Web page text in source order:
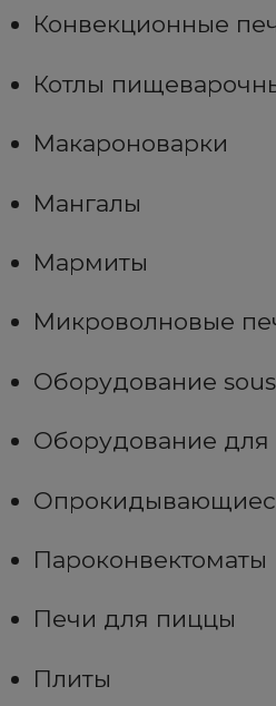
Конвекционные
Котлы
Макароноварки
Мангалы
Мармиты
Микроволновые
Оборудование
Оборудование для
Пароконвектоматы
Печи для пиццы
Плиты